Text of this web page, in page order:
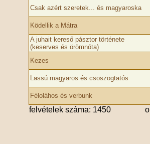
Csak azért szeretek... és magyaroska
Ködellik a Mátra
A juhait kereső pásztor története
(keserves és örömnóta)
Kezes
Lassú magyaros és csoszogtatós
Féloláhos és verbunk
felvételek száma: 1450